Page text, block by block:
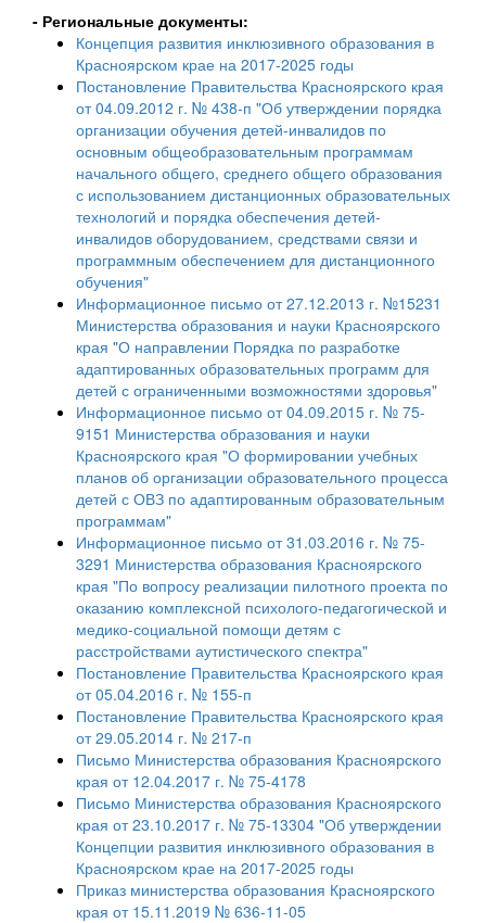
- Региональные документы:
Концепция развития инклюзивного образования в
Красноярском крае на 2017-2025 годы
Постановление Правительства Красноярского края
от 04.09.2012 г. № 438-п "Об утверждении порядка
организации обучения детей-инвалидов по
основным общеобразовательным программам
начального общего, среднего общего образования
с использованием дистанционных образовательных
технологий и порядка обеспечения детей-
инвалидов оборудованием, средствами связи и
программным обеспечением для дистанционного
обучения"
Информационное письмо от 27.12.2013 г. №15231
Министерства образования и науки Красноярского
края "О направлении Порядка по разработке
адаптированных образовательных программ для
детей с ограниченными возможностями здоровья"
Информационное письмо от 04.09.2015 г. № 75-
9151 Министерства образования и науки
Красноярского края "О формировании учебных
планов об организации образовательного процесса
детей с ОВЗ по адаптированным образовательным
программам"
Информационное письмо от 31.03.2016 г. № 75-
3291 Министерства образования Красноярского
края "По вопросу реализации пилотного проекта по
оказанию комплексной психолого-педагогической и
медико-социальной помощи детям с
расстройствами аутистического спектра"
Постановление Правительства Красноярского края
от 05.04.2016 г. № 155-п
Постановление Правительства Красноярского края
от 29.05.2014 г. № 217-п
Письмо Министерства образования Красноярского
края от 12.04.2017 г. № 75-4178
Письмо Министерства образования Красноярского
края от 23.10.2017 г. № 75-13304 "Об утверждении
Концепции развития инклюзивного образования в
Красноярском крае на 2017-2025 годы
Приказ министерства образования Красноярского
края от 15.11.2019 № 636-11-05